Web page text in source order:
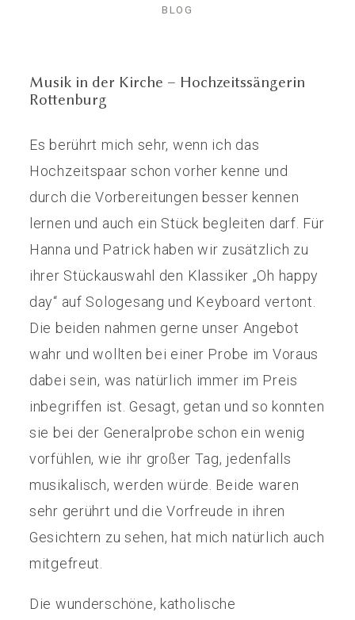
BLOG
Musik in der Kirche – Hochzeitssängerin
Rottenburg
Es berührt mich sehr, wenn ich das
Hochzeitspaar schon vorher kenne und
durch die Vorbereitungen besser kennen
lernen und auch ein Stück begleiten darf. Für
Hanna und Patrick haben wir zusätzlich zu
ihrer Stückauswahl den Klassiker „Oh happy
day“ auf Sologesang und Keyboard vertont.
Die beiden nahmen gerne unser Angebot
wahr und wollten bei einer Probe im Voraus
dabei sein, was natürlich immer im Preis
inbegriffen ist. Gesagt, getan und so konnten
sie bei der Generalprobe schon ein wenig
vorfühlen, wie ihr großer Tag, jedenfalls
musikalisch, werden würde. Beide waren
sehr gerührt und die Vorfreude in ihren
Gesichtern zu sehen, hat mich natürlich auch
mitgefreut.
Die wunderschöne, katholische